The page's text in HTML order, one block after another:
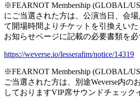
※FEARNOT Membership (GLOBAL/
にご当選された方は、公演当日、会
て開場時間よりチケットを引換えいた
お知らせページに記載の必要書類を必
https://weverse.io/lesserafim/notice/14319
※FEARNOT Membership (GLOBAL/
ご当選された方は、別途Weverse内の
しておりますVIP席サウンドチェック